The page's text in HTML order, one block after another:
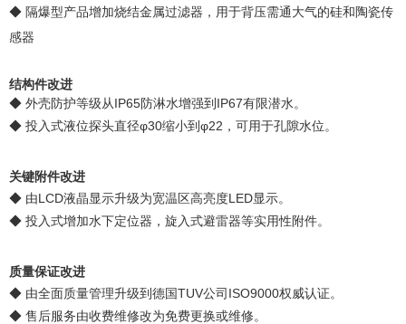
◆ 隔爆型产品增加烧结金属过滤器，用于背压需通大气的硅和陶瓷传
感器
结构件改进
◆ 外壳防护等级从IP65防淋水增强到IP67有限潜水。
◆ 投入式液位探头直径φ30缩小到φ22，可用于孔隙水位。
关键附件改进
◆ 由LCD液晶显示升级为宽温区高亮度LED显示。
◆ 投入式增加水下定位器，旋入式避雷器等实用性附件。
质量保证改进
◆ 由全面质量管理升级到德国TUV公司ISO9000权威认证。
◆ 售后服务由收费维修改为免费更换或维修。